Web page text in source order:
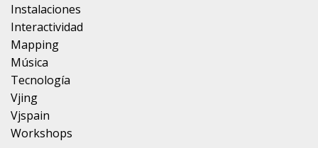
Instalaciones
Interactividad
Mapping
Música
Tecnología
Vjing
Vjspain
Workshops